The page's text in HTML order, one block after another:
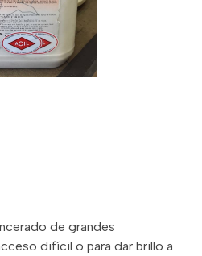
de grandes
difícil o para dar brillo a